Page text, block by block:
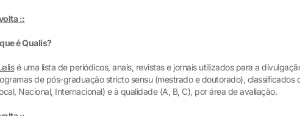
::
é Qualis?
é uma lista de periódicos, anais, revistas e jornais utilizados para a
de pós-graduação stricto sensu (mestrado e doutorado), classificados
Nacional, Internacional) e à qualidade (A, B, C), por área de avaliação.